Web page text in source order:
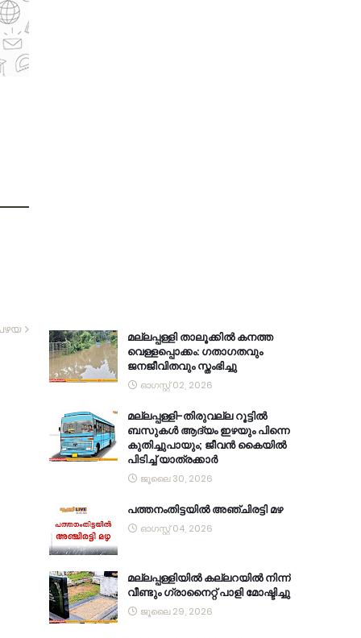
മല്ലപ്പള്ളി താലൂക്കിൽ കനത്ത
വെള്ളപ്പൊക്കം: ഗതാഗതവും
ജനജീവിതവും സ്തംഭിച്ചു
ഓഗസ്റ്റ് 02, 2026
മല്ലപ്പള്ളി-തിരുവല്ല റൂട്ടിൽ
ബസുകൾ ആദ്യം ഇഴയും പിന്നെ
കുതിച്ചുപായും; ജീവൻ കൈയിൽ
പിടിച്ച് യാത്രക്കാർ
ജൂലൈ 30, 2026
പത്തനംതിട്ടയിൽ അഞ്ചിരട്ടി മഴ
ഓഗസ്റ്റ് 04, 2026
മല്ലപ്പള്ളിയിൽ കല്ലറയിൽ നിന്ന്
വീണ്ടും ഗ്രാനൈറ്റ് പാളി മോഷ്ടിച്ചു
ജൂലൈ 29, 2026